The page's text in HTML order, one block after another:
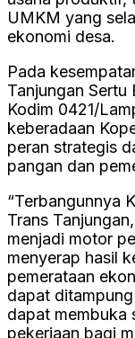
UMKM yang
ekonomi desa.
Pada
Tanjungan Sertu
Kodim 0421/
keberadaan
peran strategis
pangan dan
“Terbangunnya
Trans
menjadi motor
menyerap hasil
pemerataan
dapat
dapat membuka
pekerjaan bagi